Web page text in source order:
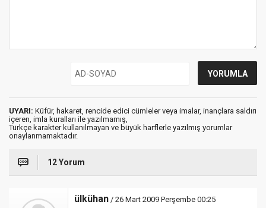
UYARI: Küfür, hakaret, rencide edici cümleler veya imalar, inançlara saldırı
içeren, imla kuralları ile yazılmamış,
Türkçe karakter kullanılmayan ve büyük harflerle yazılmış yorumlar
onaylanmamaktadır.
12 Yorum
ülkühan / 26 Mart 2009 Perşembe 00:25